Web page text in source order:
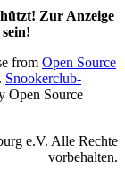
Zur Anzeige
from Open Source
Snookerclub-
Open Source
e.V. Alle Rechte
vorbehalten.